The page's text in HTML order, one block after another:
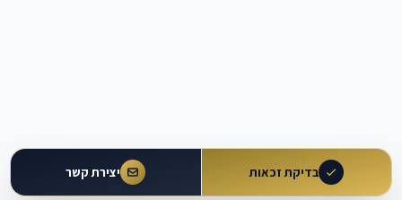
יצירת קשר בדיקת זכאות